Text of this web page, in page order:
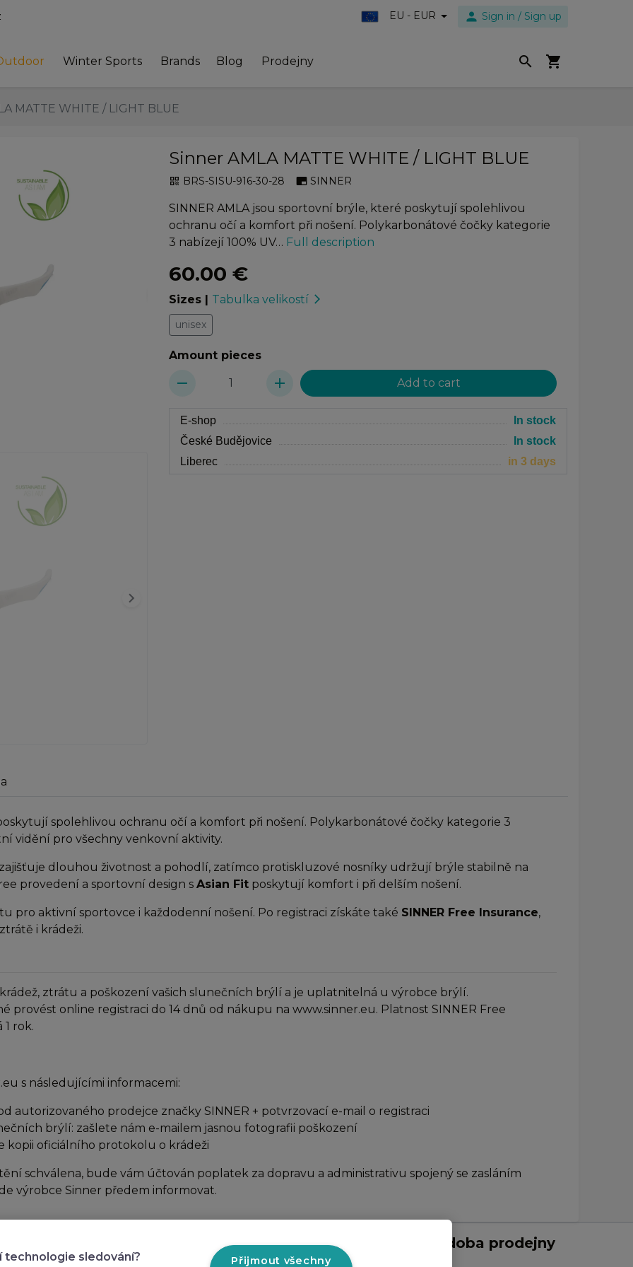
EU - EUR person Sign in / Sign up
Winter Sports Brands Blog Prodejny search shopping_cart
MATTE WHITE / LIGHT BLUE
chevron_right
keyboard_arrow_right
Sinner AMLA MATTE WHITE / LIGHT BLUE
qr_code BRS-SISU-916-30-28 branding_watermark SINNER
SINNER AMLA jsou sportovní brýle, které poskytují spolehlivou
ochranu očí a komfort při nošení. Polykarbonátové čočky kategorie
3 nabízejí 100% UV… Full description
60.00 €
Sizes | Tabulka velikostí arrow_forward_ios
unisex
Amount pieces
remove add
E-shop
In stock
České Budějovice
In stock
Liberec
in 3 days
spolehlivou ochranu očí a komfort při nošení. Polykarbonátové čočky kategorie 3
vidění pro všechny venkovní aktivity.
dlouhou životnost a pohodlí, zatímco protiskluzové nosníky udržují brýle stabilně na
provedení a sportovní design s Asian Fit poskytují komfort i při delším nošení.
pro aktivní sportovce i každodenní nošení. Po registraci získáte také SINNER Free Insurance,
i krádeži.
krádež, ztrátu a poškození vašich slunečních brýlí a je uplatnitelná u výrobce brýlí.
provést online registraci do 14 dnů od nákupu na www.sinner.eu. Platnost SINNER Free
rok.
s následujícími informacemi:
autorizovaného prodejce značky SINNER + potvrzovací e-mail o registraci
brýlí: zašlete nám e-mailem jasnou fotografii poškození
kopii oficiálního protokolu o krádeži
schválena, bude vám účtován poplatek za dopravu a administrativu spojený se zasláním
výrobce Sinner předem informovat.
Praktické odkazy
Otevírací doba prodejny
technologie sledování? Přijmout všechny